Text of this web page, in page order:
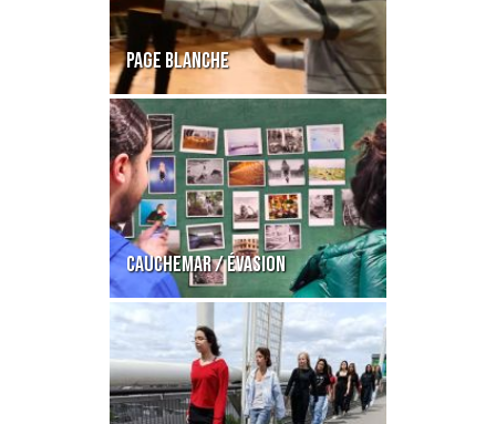
PAGE BLANCHE
CAUCHEMAR / ÉVASION